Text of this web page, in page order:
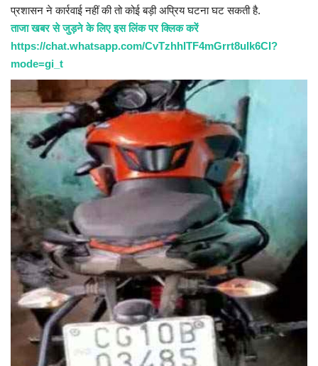
प्रशासन ने कार्रवाई नहीं की तो कोई बड़ी अप्रिय घटना घट सकती है.
ताजा खबर से जुड़ने के लिए इस लिंक पर क्लिक करें
https://chat.whatsapp.com/CvTzhhITF4mGrrt8ulk6CI?
mode=gi_t